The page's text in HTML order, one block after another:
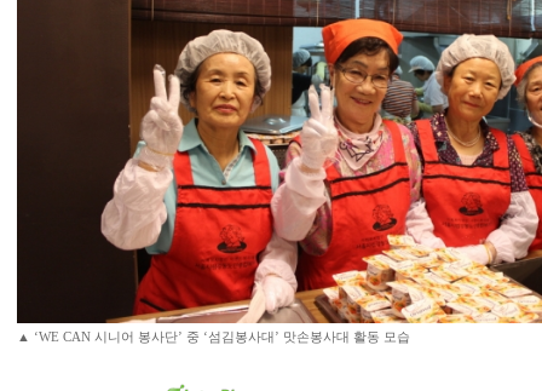
▲ ‘WE CAN 시니어 봉사단’ 중 ‘섬김봉사대’ 맛손봉사대 활동 모습